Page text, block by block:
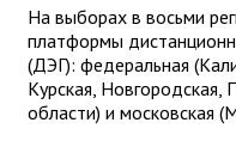
На выборах в восьми
платформы
(ДЭГ): федеральная
Курская, Новгородская,
области) и московская